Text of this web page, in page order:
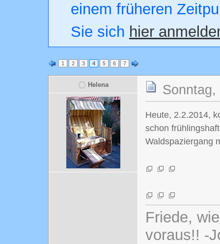
einem früheren
Sie sich hier
1 2 3 4 5 6 7
Helena
Heute, 2.2.2014,
schon
Waldspaziergang
Friede,
voraus!! -